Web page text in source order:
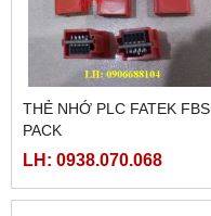
THẺ NHỚ PLC FATEK FBS
PACK
LH: 0938.070.068